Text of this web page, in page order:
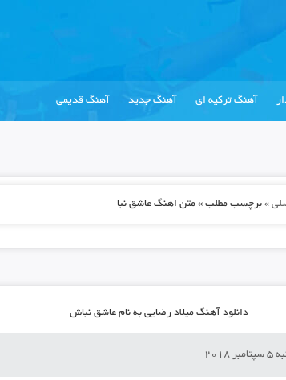
آهنگ ترکیه ای آهنگ جدید آهنگ قدیمی
» برچسب مطلب » متن اهنگ عاشق نبا
دانلود آهنگ میلاد رضایی به نام عاشق نباش
2018